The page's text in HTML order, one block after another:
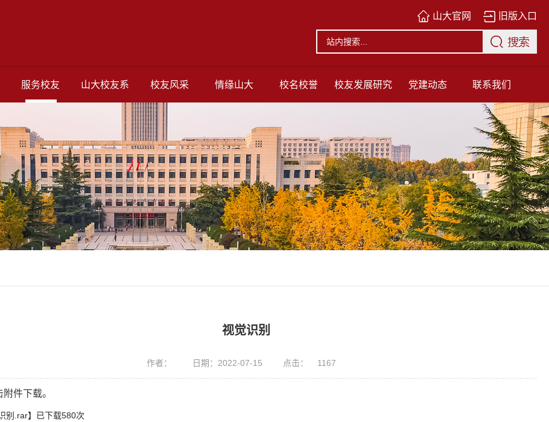
山大官网 旧版入口
服务校友 山大校友系 校友风采 情缘山大 校名校誉 校友发展研究 党建动态 联系我们
视觉识别
作者： 日期：2022-07-15 点击： 1167
件下载。
别.rar】已下载580次